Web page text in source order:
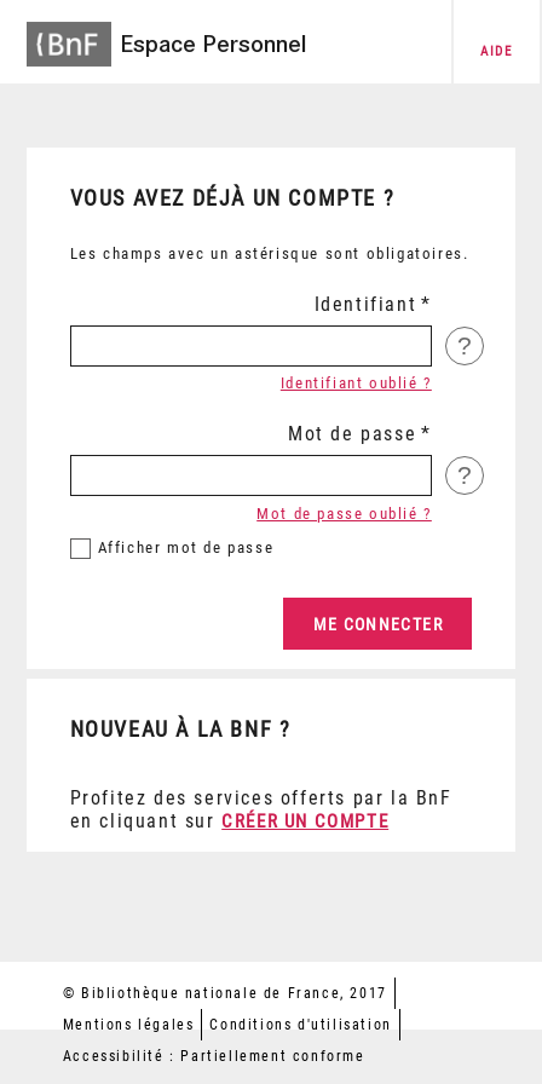
Espace Personnel AIDE
VOUS AVEZ DÉJÀ UN COMPTE ?
Les champs avec un astérisque sont obligatoires.
Identifiant
?
Identifiant oublié ?
Mot de passe
?
Afficher mot de passe
Mot de passe oublié ?
NOUVEAU À LA BNF ?
Profitez des services offerts par la BnF
en cliquant sur CRÉER UN COMPTE
© Bibliothèque nationale de France, 2017
Mentions légales
Conditions d'utilisation
Accessibilité : Partiellement conforme